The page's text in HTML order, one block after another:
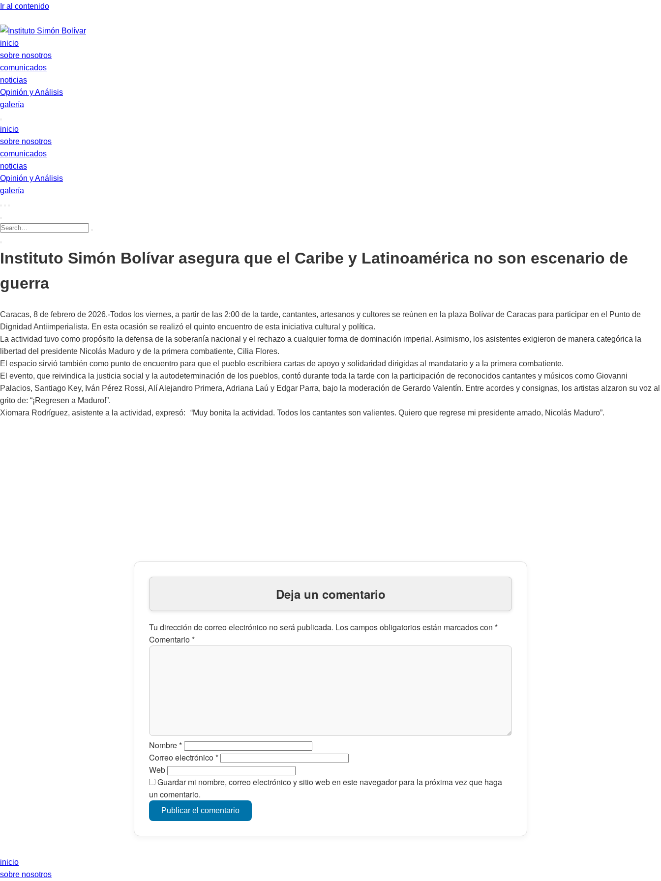
Ir al contenido
inicio
sobre nosotros
comunicados
noticias
Opinión y Análisis
galería
inicio
sobre nosotros
comunicados
noticias
Opinión y Análisis
galería
Instituto Simón Bolívar asegura que el Caribe y Latinoamérica no son escenario de
guerra
Caracas, 8 de febrero de 2026.-Todos los viernes, a partir de las 2:00 de la tarde, cantantes, artesanos y cultores se reúnen en la plaza Bolívar de Caracas para participar en el Punto de
Dignidad Antiimperialista. En esta ocasión se realizó el quinto encuentro de esta iniciativa cultural y política.
La actividad tuvo como propósito la defensa de la soberanía nacional y el rechazo a cualquier forma de dominación imperial. Asimismo, los asistentes exigieron de manera categórica la
libertad del presidente Nicolás Maduro y de la primera combatiente, Cilia Flores.
El espacio sirvió también como punto de encuentro para que el pueblo escribiera cartas de apoyo y solidaridad dirigidas al mandatario y a la primera combatiente.
El evento, que reivindica la justicia social y la autodeterminación de los pueblos, contó durante toda la tarde con la participación de reconocidos cantantes y músicos como Giovanni
Palacios, Santiago Key, Iván Pérez Rossi, Alí Alejandro Primera, Adriana Laú y Edgar Parra, bajo la moderación de Gerardo Valentín. Entre acordes y consignas, los artistas alzaron su voz al
grito de: “¡Regresen a Maduro!”.
Xiomara Rodríguez, asistente a la actividad, expresó: “Muy bonita la actividad. Todos los cantantes son valientes. Quiero que regrese mi presidente amado, Nicolás Maduro”.
Deja un comentario
Tu dirección de correo electrónico no será publicada. Los campos obligatorios están marcados con *
Comentario*
Nombre*
Correo electrónico*
Web
Guardar mi nombre, correo electrónico y sitio web en este navegador para la próxima vez que haga
un comentario.
inicio
sobre nosotros